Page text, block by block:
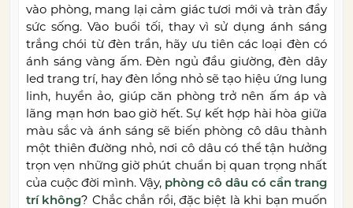
vào phòng, mang lại cảm giác tươi mới và tràn đầy
sức sống. Vào buổi tối, thay vì sử dụng ánh sáng
trắng chói từ đèn trần, hãy ưu tiên các loại đèn có
ánh sáng vàng ấm. Đèn ngủ đầu giường, đèn dây
led trang trí, hay đèn lồng nhỏ sẽ tạo hiệu ứng lung
linh, huyền ảo, giúp căn phòng trở nên ấm áp và
lãng mạn hơn bao giờ hết. Sự kết hợp hài hòa giữa
màu sắc và ánh sáng sẽ biến phòng cô dâu thành
một thiên đường nhỏ, nơi cô dâu có thể tận hưởng
trọn vẹn những giờ phút chuẩn bị quan trọng nhất
của cuộc đời mình. Vậy, phòng cô dâu có cần trang
trí không? Chắc chắn rồi, đặc biệt là khi bạn muốn